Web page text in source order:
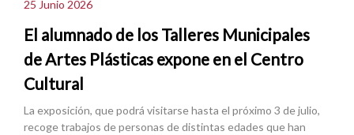
25 Junio 2026
El alumnado de los Talleres Municipales
de Artes Plásticas expone en el Centro
Cultural
La exposición, que podrá visitarse hasta el próximo 3 de julio,
recoge trabajos de personas de distintas edades que han